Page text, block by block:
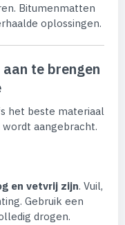
Bitumenmatten
oplossingen.
te brengen
het beste materiaal
aangebracht.
en vetvrij zijn. Vuil,
Gebruik een
drogen.